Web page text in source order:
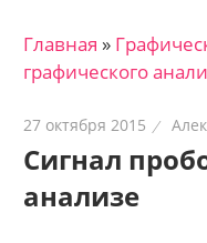
трейдеров
на
рынках:
стратегии,
сигналы,
Главная »
графического
27 октября 2015
Сигнал
анализе